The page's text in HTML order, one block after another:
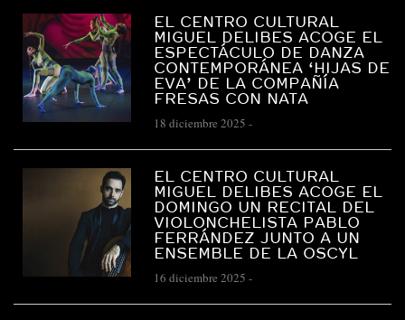
EL CENTRO CULTURAL
MIGUEL DELIBES ACOGE EL
ESPECTÁCULO DE DANZA
CONTEMPORÁNEA ‘HIJAS DE
EVA’ DE LA COMPAÑÍA
FRESAS CON NATA
18 diciembre 2025 -
EL CENTRO CULTURAL
MIGUEL DELIBES ACOGE EL
DOMINGO UN RECITAL DEL
VIOLONCHELISTA PABLO
FERRÁNDEZ JUNTO A UN
ENSEMBLE DE LA OSCYL
16 diciembre 2025 -